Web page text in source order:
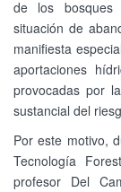
de los bosques
situación de
manifiesta
aportaciones
provocadas por
sustancial del
Por este motivo,
Tecnología
profesor Del